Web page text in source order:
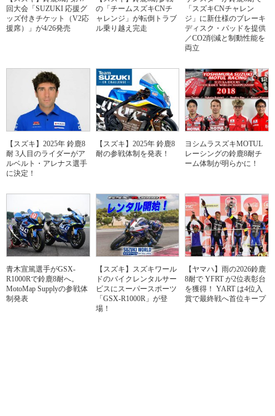
回大会「SUZUKI 応援グ
ッズ付きチケット（V2応
援席）」が4/26発売
の「チームスズキCNチ
ャレンジ」が転倒トラブ
ル乗り越え完走
「スズキCNチャレン
ジ」に新仕様のブレーキ
ディスク・パッドを提供
／CO2削減と制動性能を
両立
【スズキ】2025年 鈴鹿8
耐 3人目のライダーがア
ルベルト・アレナス選手
に決定！
【スズキ】2025年 鈴鹿8
耐の参戦体制を発表！
ヨシムラスズキMOTUL
レーシングの鈴鹿8耐チ
ーム体制が明らかに！
青木宣篤選手がGSX-
R1000Rで鈴鹿8耐へ。
MotoMap Supplyの参戦体
制発表
【スズキ】スズキワール
ドのバイクレンタルサー
ビスにスーパースポーツ
「GSX-R1000R」が登
場！
【ヤマハ】雨の2026鈴鹿
8耐で YFRT が2位表彰台
を獲得！ YART は4位入
賞で最終戦へ首位キープ